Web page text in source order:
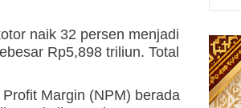
naik 32 persen menjadi
Rp5,898 triliun. Total
Margin (NPM) berada